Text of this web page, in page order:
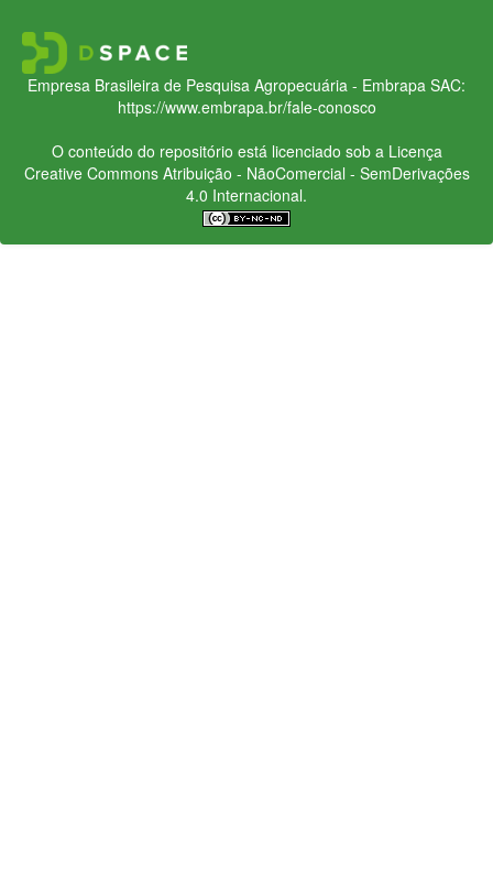
Empresa Brasileira de Pesquisa Agropecuária - Embrapa SAC:
https://www.embrapa.br/fale-conosco
O conteúdo do repositório está licenciado sob a Licença
Creative CommonsAtribuição - NãoComercial - SemDerivações
4.0 Internacional.